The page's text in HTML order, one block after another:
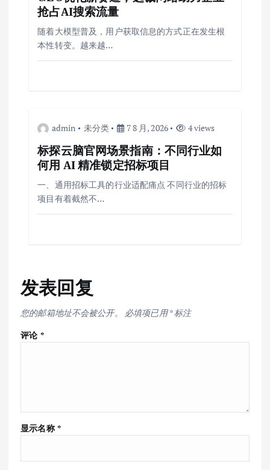
抢占AI搜索流量
随着大模型普及，用户获取信息的方式正在发生根
本性转变。越来越…
admin 未分类 7 8 月, 2026 4 views
标探云脑官网场景指南：不同行业如
何用 AI 精准锁定招标项目
一、通用招标工具的行业适配痛点 不同行业的招标
项目有着截然不…
发表回复
您的邮箱地址不会被公开。 必填项已用*标注
评论 *
显示名称 *